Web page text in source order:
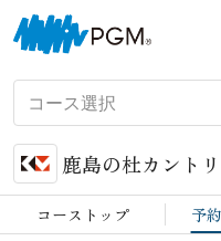
鹿島の杜カント
コーストップ 予